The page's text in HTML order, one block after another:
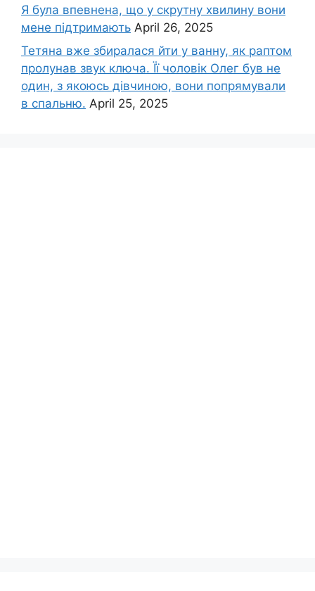
Я була впевнена, що у скрутну хвилину вони
мене підтримають April 26, 2025
Тетяна вже збиралася йти у ванну, як раптом
пролунав звук ключа. Її чоловік Олег був не
один, з якоюсь дівчиною, вони попрямували
в спальню. April 25, 2025